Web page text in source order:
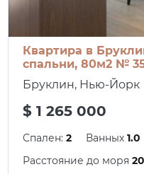
Квартира в
спальни, 80м2 №
Бруклин, Нью-Йорк
$ 1 265 000
Спален:2 Ванных1.0
Расстояние до моря